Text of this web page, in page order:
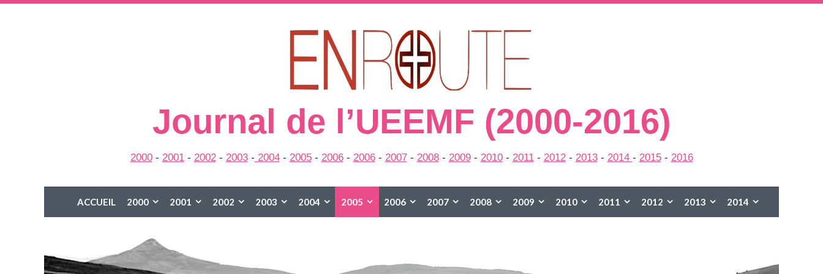
Journal de l’UEEMF (2000-2016)
2000- 2001- 2002- 2003- 2004- 2005- 2006- 2006- 2007- 2008- 2009- 2010- 2011- 2012- 2013- 2014 - 2015- 2016
ACCUEIL 2000 2001 2002 2003 2004 2005 2006 2007 2008 2009 2010 2011 2012 2013 2014